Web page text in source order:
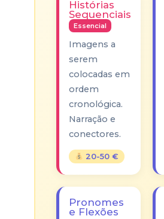
Histórias
Sequenciais
Essencial
Imagens a
serem
colocadas em
ordem
cronológica.
Narração e
conectores.
20-50 €
Pronomes
e Flexões